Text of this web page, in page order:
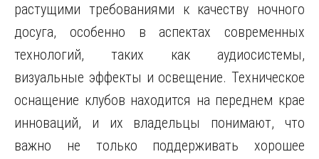
растущими требованиями к качеству ночного
досуга, особенно в аспектах современных
технологий, таких как аудиосистемы,
визуальные эффекты и освещение. Техническое
оснащение клубов находится на переднем крае
инноваций, и их владельцы понимают, что
важно не только поддерживать хорошее